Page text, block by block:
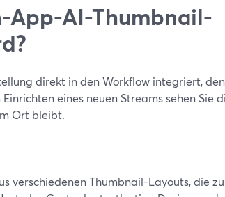
AI-Thumbnail-
direkt in den Workflow integriert,
eines neuen Streams sehen Sie
Ort bleibt.
verschiedenen Thumbnail-Layouts, die zu